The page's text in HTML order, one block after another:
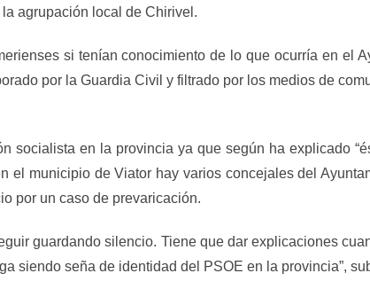
agrupación local de Chirivel.
si tenían conocimiento de lo que ocurría en el
por la Guardia Civil y filtrado por los medios de
socialista en la provincia ya que según ha explicado
el municipio de Viator hay varios concejales del
por un caso de prevaricación.
guardando silencio. Tiene que dar explicaciones
siendo seña de identidad del PSOE en la provincia”,